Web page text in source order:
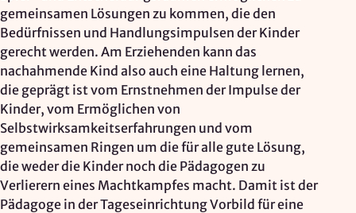
gemeinsamen Lösungen zu kommen, die den
Bedürfnissen und Handlungsimpulsen der Kinder
gerecht werden. Am Erziehenden kann das
nachahmende Kind also auch eine Haltung lernen,
die geprägt ist vom Ernstnehmen der Impulse der
Kinder, vom Ermöglichen von
Selbstwirksamkeitserfahrungen und vom
gemeinsamen Ringen um die für alle gute Lösung,
die weder die Kinder noch die Pädagogen zu
Verlierern eines Machtkampfes macht. Damit ist der
Pädagoge in der Tageseinrichtung Vorbild für eine
Rechtsgrundlage: Art. 6 Abs. 1 lit. a DSGVO
Vimeo
Anbieter:
Vimeo Inc., USA
Zweck:
Videowiedergabe
Rechtsgrundlage: Art. 6 Abs. 1 lit. a DSGVO